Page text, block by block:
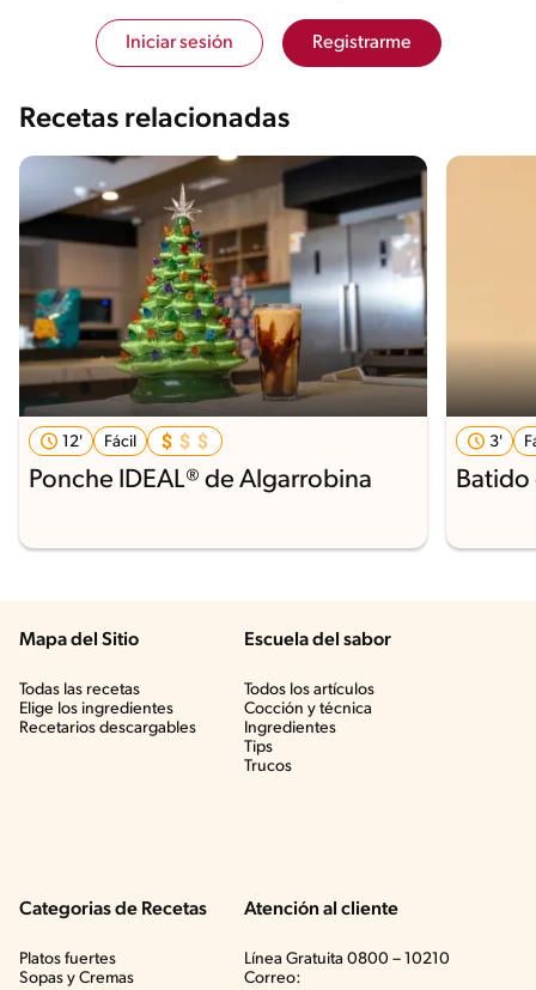
Iniciar sesión Registrarme
Recetas relacionadas
12' Fácil
Ponche IDEAL® de Algarrobina
3'
Batido
Mapa del Sitio
Todas las recetas
Elige los ingredientes
Recetarios descargables
Escuela del sabor
Todos los artículos
Cocción y técnica
Ingredientes
Tips
Trucos
Categorias de Recetas
Platos fuertes
Sopas y Cremas
Atención al cliente
Línea Gratuita 0800 – 10210
Correo: